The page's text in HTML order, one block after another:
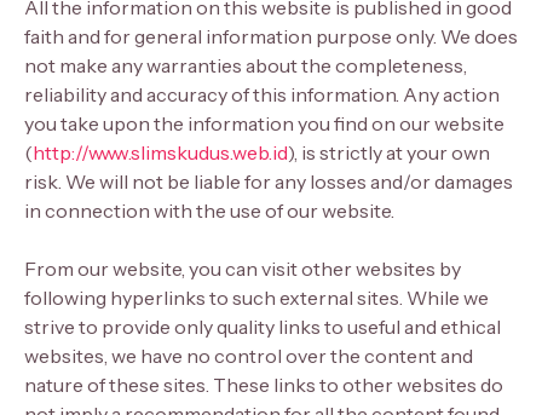
All the information on this website is published in good
faith and for general information purpose only. We does
not make any warranties about the completeness,
reliability and accuracy of this information. Any action
you take upon the information you find on our website
(http://www.slimskudus.web.id), is strictly at your own
risk. We will not be liable for any losses and/or damages
in connection with the use of our website.
From our website, you can visit other websites by
following hyperlinks to such external sites. While we
strive to provide only quality links to useful and ethical
websites, we have no control over the content and
nature of these sites. These links to other websites do